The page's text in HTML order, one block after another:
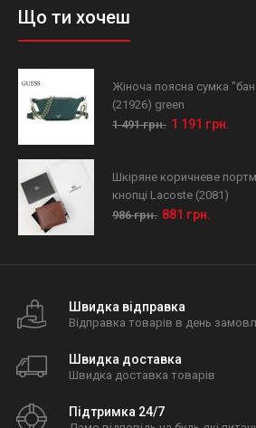
Що ти хочеш
Жіноча поясна сумка
(21926) green
1 491 грн. 1 191 грн.
Шкіряне коричневе
кнопці Lacoste (2081)
986 грн. 881 грн.
Швидка відправка
Відправка товарів в день
Швидка доставка
Швидка доставка товарів
Підтримка 24/7